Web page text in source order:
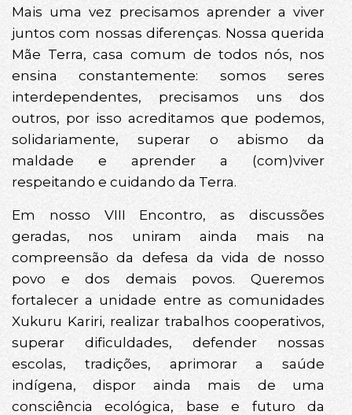
Mais uma vez precisamos aprender a viver
juntos com nossas diferenças. Nossa querida
Mãe Terra, casa comum de todos nós, nos
ensina constantemente: somos seres
interdependentes, precisamos uns dos
outros, por isso acreditamos que podemos,
solidariamente, superar o abismo da
maldade e aprender a (com)viver
respeitando e cuidando da Terra.
Em nosso VIII Encontro, as discussões
geradas, nos uniram ainda mais na
compreensão da defesa da vida de nosso
povo e dos demais povos. Queremos
fortalecer a unidade entre as comunidades
Xukuru Kariri, realizar trabalhos cooperativos,
superar dificuldades, defender nossas
escolas, tradições, aprimorar a saúde
indígena, dispor ainda mais de uma
consciência ecológica, base e futuro da